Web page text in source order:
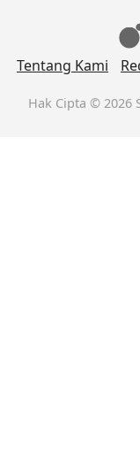
Tentang Kami
Hak Cipta © 2026